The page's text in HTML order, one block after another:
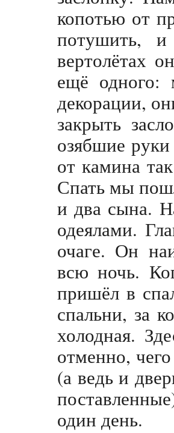
копотью от
потушить, и
вертолётах
ещё одного:
декорации,
закрыть
озябшие
от камина
Спать мы
и два сына.
одеялами.
очаге. Он
всю ночь.
пришёл в
спальни, за
холодная.
отменно,
(а ведь и
один день.